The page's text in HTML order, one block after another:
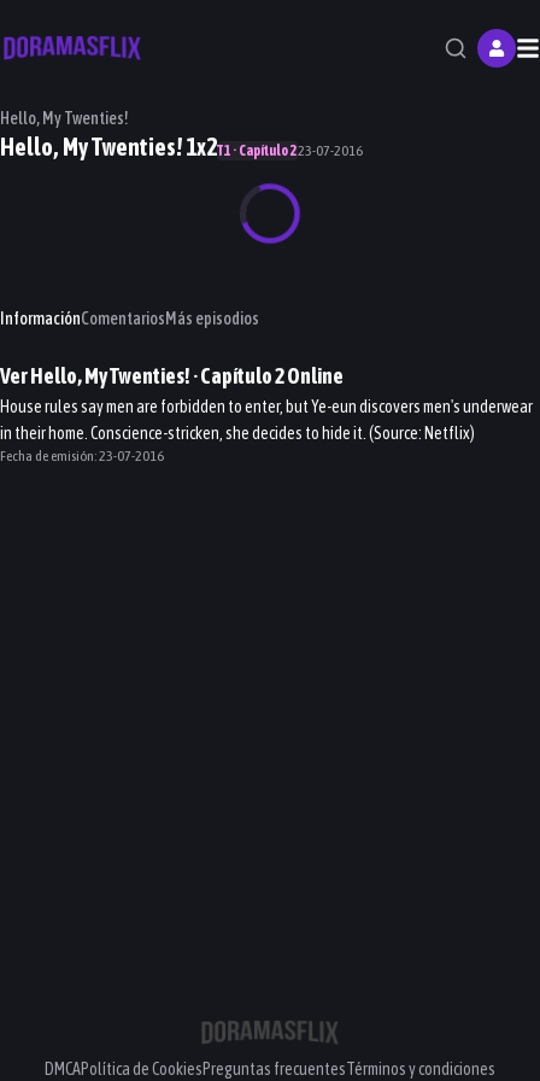
Hello, My Twenties!
Hello, My Twenties! 1x2T1 · Capítulo 223-07-2016
InformaciónComentariosMás episodios
VerHello, My Twenties!· Capítulo2Online
House rules say men are forbidden to enter, but Ye-eun discovers men's underwear
in their home. Conscience-stricken, she decides to hide it. (Source: Netflix)
Fecha de emisión:23-07-2016
DMCAPolítica de CookiesPreguntas frecuentesTérminos y condiciones